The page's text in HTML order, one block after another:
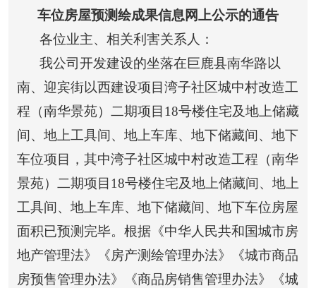
车位房屋预测绘成果信息网上公示的通告
各位业主、相关利害关系人：
我公司开发建设的坐落在巨鹿县南华路以
南、迎宾街以西建设项目湾子社区城中村改造工
程（南华景苑）二期项目 18号楼住宅及地上储藏
间、地上工具间、地上车库、地下储藏间、地下
车位项目，其中湾子社区城中村改造工程（南华
景苑）二期项目 18号楼住宅及地上储藏间、地上
工具间、地上车库、地下储藏间、地下车位房屋
面积已预测完毕。根据《中华人民共和国城市房
地产管理法》《房产测绘管理办法》《城市商品
房预售管理办法》《商品房销售管理办法》《城